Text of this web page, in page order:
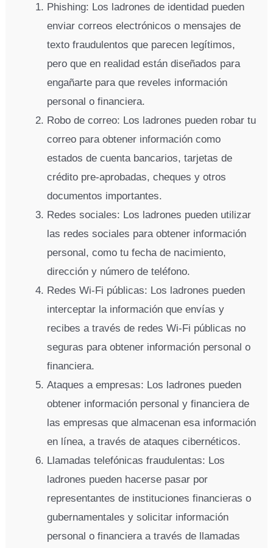
Phishing: Los ladrones de identidad pueden
enviar correos electrónicos o mensajes de
texto fraudulentos que parecen legítimos,
pero que en realidad están diseñados para
engañarte para que reveles información
personal o financiera.
Robo de correo: Los ladrones pueden robar tu
correo para obtener información como
estados de cuenta bancarios, tarjetas de
crédito pre-aprobadas, cheques y otros
documentos importantes.
Redes sociales: Los ladrones pueden utilizar
las redes sociales para obtener información
personal, como tu fecha de nacimiento,
dirección y número de teléfono.
Redes Wi-Fi públicas: Los ladrones pueden
interceptar la información que envías y
recibes a través de redes Wi-Fi públicas no
seguras para obtener información personal o
financiera.
Ataques a empresas: Los ladrones pueden
obtener información personal y financiera de
las empresas que almacenan esa información
en línea, a través de ataques cibernéticos.
Llamadas telefónicas fraudulentas: Los
ladrones pueden hacerse pasar por
representantes de instituciones financieras o
gubernamentales y solicitar información
personal o financiera a través de llamadas